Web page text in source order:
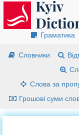
Граматика
Словники
Слова за
Грошові суми